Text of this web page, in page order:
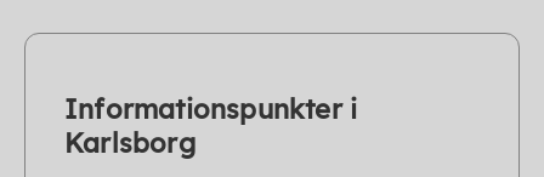
Informationspunkter i
Karlsborg